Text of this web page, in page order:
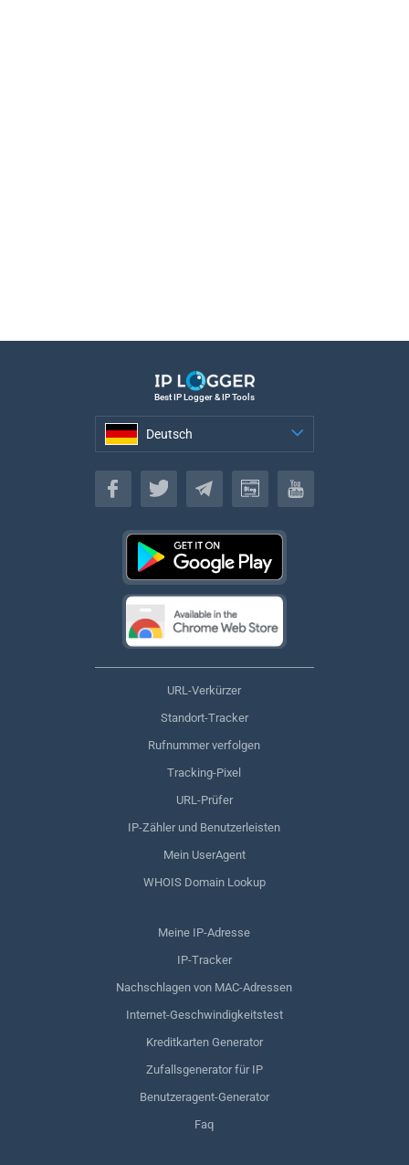
Best IP Logger & IP Tools
Deutsch
Deutsch
URL-Verkürzer
Standort-Tracker
Rufnummer verfolgen
Tracking-Pixel
URL-Prüfer
IP-Zähler und Benutzerleisten
Mein UserAgent
WHOIS Domain Lookup
Meine IP-Adresse
IP-Tracker
Nachschlagen von MAC-Adressen
Internet-Geschwindigkeitstest
Kreditkarten Generator
Zufallsgenerator für IP
Benutzeragent-Generator
Faq